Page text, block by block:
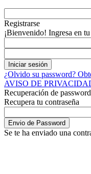
Registrarse
¡Bienvenido! Ingresa en tu
¿Olvido su password?
AVISO DE
Recuperación de password
Recupera tu contraseña
Se te ha enviado una